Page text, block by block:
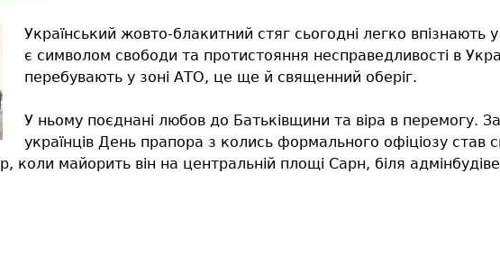
Український жовто-блакитний стяг сьогодні легко
є символом свободи та протистояння несправедливості в
перебувають у зоні АТО, це ще й священний оберіг.
У ньому поєднані любов до Батьківщини та віра в перемогу. За
українців День прапора з колись формального офіціозу став
коли майорить він на центральній площі Сарн, біля